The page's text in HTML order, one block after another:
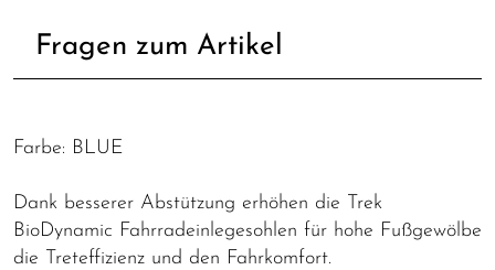
Fragen zum Artikel
Farbe: BLUE
Dank besserer Abstützung erhöhen die Trek
BioDynamic Fahrradeinlegesohlen für hohe Fußgewölbe
die Treteffizienz und den Fahrkomfort.